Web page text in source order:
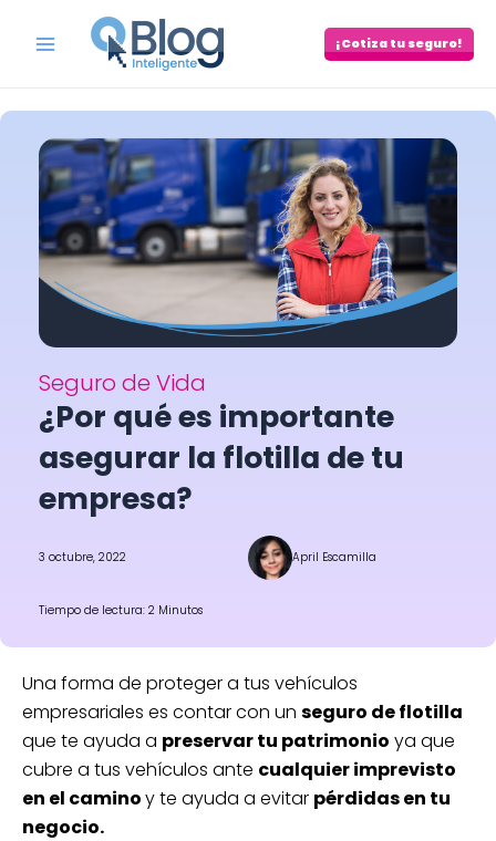
Menu
¡Cotiza tu seguro!
Seguro de Vida
¿Por qué es importante
asegurar la flotilla de tu
empresa?
3 octubre, 2022 April Escamilla
Tiempo de lectura: 2 Minutos
Una forma de proteger a tus vehículos
empresariales es contar con un seguro de flotilla
que te ayuda a preservar tu patrimonio ya que
cubre a tus vehículos ante cualquier imprevisto
en el caminoy te ayuda a evitar pérdidas en tu
negocio.